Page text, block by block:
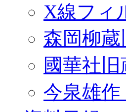
X線フィ
森岡柳
國華社
今泉雄作